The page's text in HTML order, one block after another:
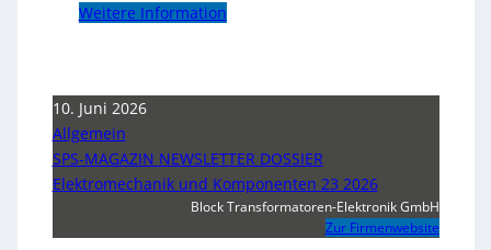
Weitere Information
10. Juni 2026
Allgemein
SPS-MAGAZIN NEWSLETTER DOSSIER
Elektromechanik und Komponenten 23 2026
Block Transformatoren-Elektronik GmbH
Zur Firmenwebsite